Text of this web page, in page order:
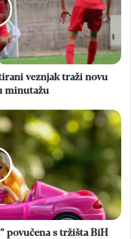
veznjak traži novu
minutažu
povučena s tržišta BiH